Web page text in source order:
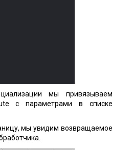
мы привязываем
с параметрами в списке
мы увидим возвращаемое